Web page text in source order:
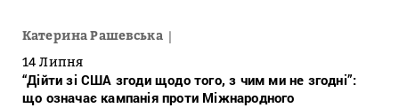
Катерина Рашевська
14 Липня
“Дійти зі США згоди щодо того, з чим ми не згодні”:
що означає кампанія проти Міжнародного